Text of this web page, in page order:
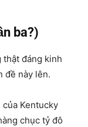
ba?)
thật đáng kinh
đề này lên.
Kentucky
chục tỷ đô